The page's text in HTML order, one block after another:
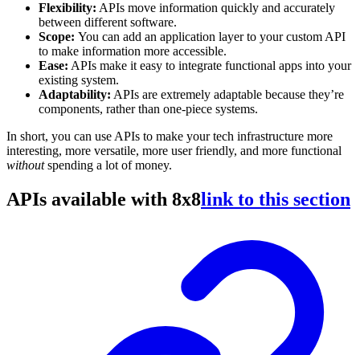
Flexibility: APIs move information quickly and accurately
between different software.
Scope: You can add an application layer to your custom API
to make information more accessible.
Ease: APIs make it easy to integrate functional apps into your
existing system.
Adaptability: APIs are extremely adaptable because they’re
components, rather than one-piece systems.
In short, you can use APIs to make your tech infrastructure more
interesting, more versatile, more user friendly, and more functional
withoutspending a lot of money.
APIs available with 8x8link to this section